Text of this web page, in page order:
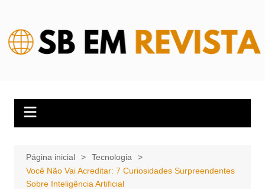
conteúdo
Página inicial
Tecnologia
Você Não Vai Acreditar: 7 Curiosidades Surpreendentes
Sobre Inteligência Artificial